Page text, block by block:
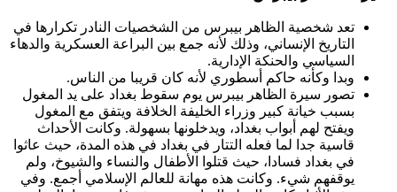
تعد شخصية الظاهر بيبرس من الشخصيات النادر تكرارها في
التاريخ الإنساني، وذلك لأنه جمع بين البراعة العسكرية والدهاء
السياسي والحنكة الإدارية.
وبدا وكأنه حاكم أسطوري لأنه كان قريبا من الناس.
تصور سيرة الظاهر بيبرس يوم سقوط بغداد على يد المغول
بسبب خيانة كبير وزراء الخليفة الخلافة ويتفق مع المغول
ويفتح لهم أبواب بغداد، ويدخلونها بسهولة. وكانت الأحداث
قاسية جدا لما فعله التتار في بغداد في هذه المدة، حيث عاثوا
في بغداد فسادا، حيث قتلوا الأطفال والنساء والشيوخ، ولم
يوقفهم شيء. وكانت هذه مهانة للعالم الإسلامي أجمع. وفي